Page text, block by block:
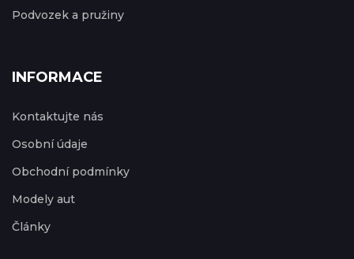
Podvozek a pružiny
INFORMACE
Kontaktujte nás
Osobní údaje
Obchodní podmínky
Modely aut
Články